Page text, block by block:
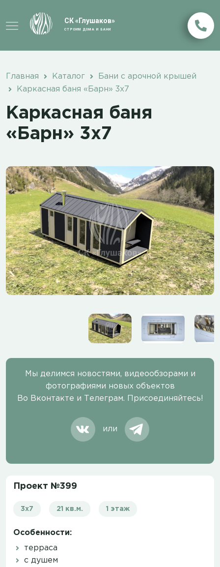
СК «Глушаков»
СТРОИМ ДОМА И БАНИ
Главная Каталог
Бани с арочной крышей
Каркасная баня «Барн» 3х7
Каркасная баня
«Барн» 3х7
Мы делимся новостями, видеообзорами и
фотографиями новых объектов
Во Вконтакте и Телеграм. Присоединяйтесь!
или
Проект №399
3х7 21 кв.м. 1 этаж
Особенности:
терраса
с душем